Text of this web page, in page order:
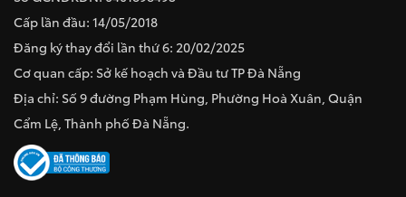
Cấp lần đầu: 14/05/2018
Đăng ký thay đổi lần thứ 6: 20/02/2025
Cơ quan cấp: Sở kế hoạch và Đầu tư TP Đà Nẵng
Địa chỉ: Số 9 đường Phạm Hùng, Phường Hoà Xuân, Quận
Cẩm Lệ, Thành phố Đà Nẵng.